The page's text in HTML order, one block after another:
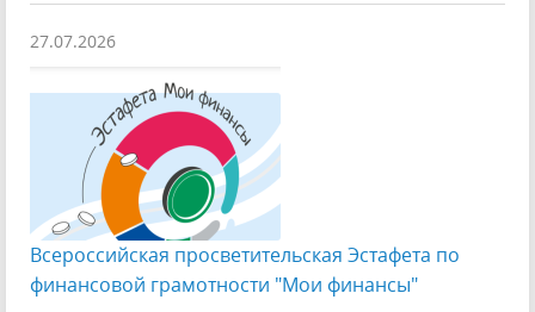
27.07.2026
Всероссийская просветительская Эстафета по
финансовой грамотности "Мои финансы"